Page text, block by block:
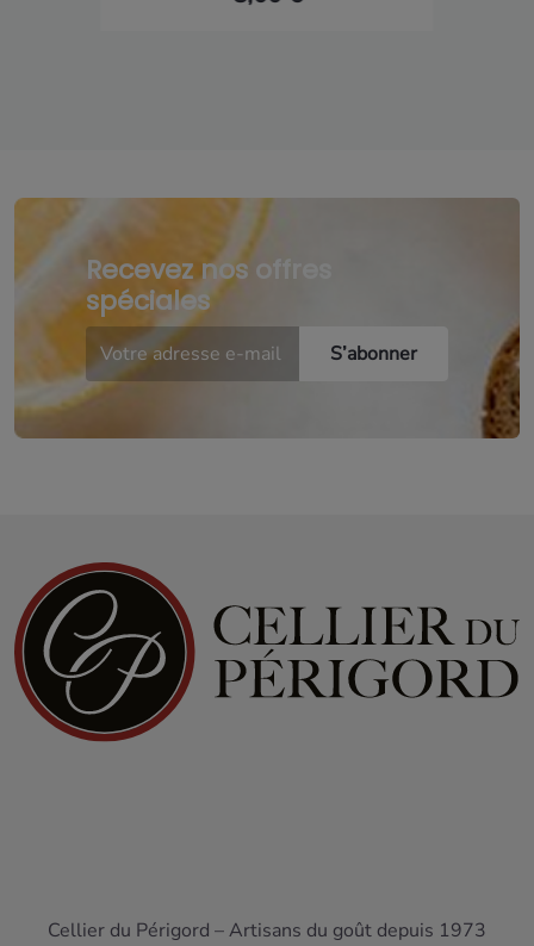
Recevez nos offres
spéciales
Cellier du Périgord – Artisans du goût depuis 1973